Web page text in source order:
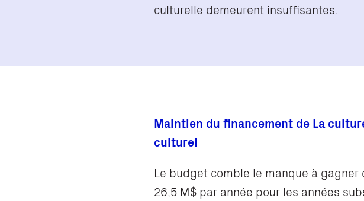
culturelle demeurent insuffisantes.
Maintien du financement de La
culturel
Le budget comble le manque à
26,5 M$ par année pour les années